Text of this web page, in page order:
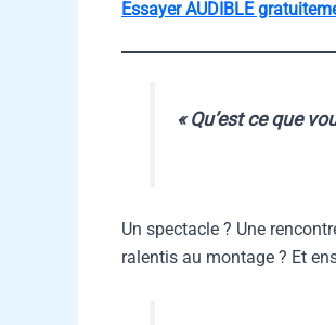
Essayer AUDIBLE
« Qu’est ce que
Un spectacle ? Une
ralentis au montage ? Et